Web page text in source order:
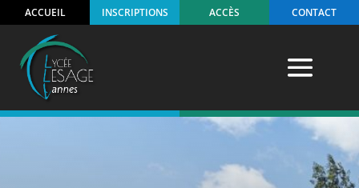
ACCUEIL INSCRIPTIONS ACCÈS CONTACT